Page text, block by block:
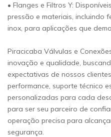
• Flanges e Filtros Y:
pressão e materiais, incluindo
inox, para aplicações que
Piracicaba Válvulas e
inovação e qualidade,
expectativas de nossos
performance, suporte técnico
personalizadas para cada
para ser seu parceiro de
operação precisa para
segurança.